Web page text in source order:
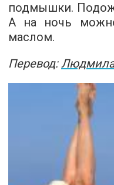
подмышки.
А на ночь
маслом.
Перевод: